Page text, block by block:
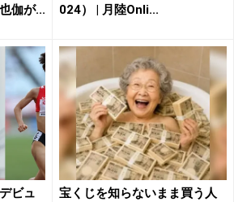
伽が...
024） | 月陸Onli...
ビュ
宝くじを知らないまま買う人